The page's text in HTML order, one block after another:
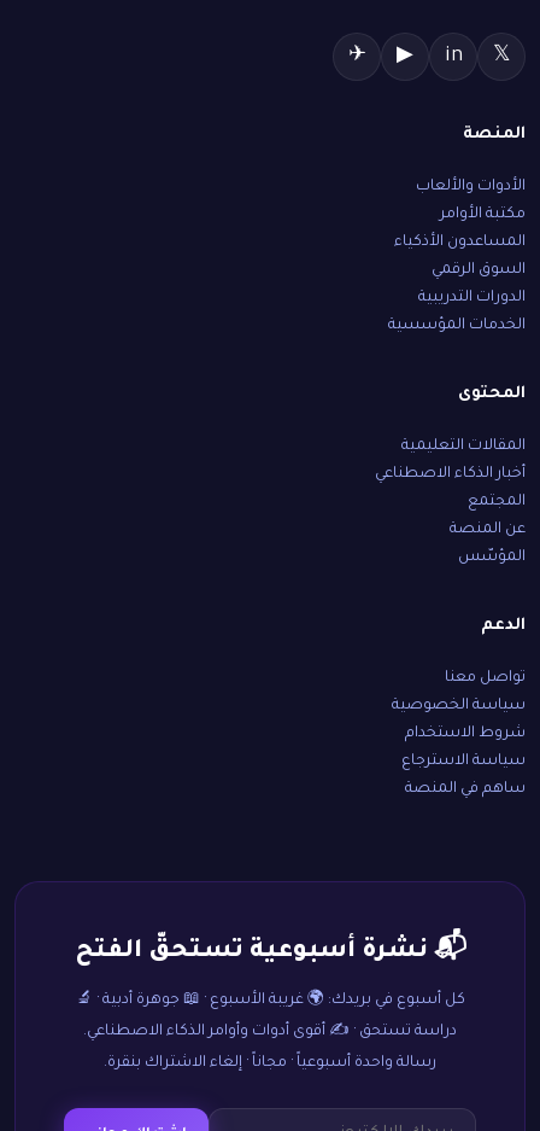
𝕏
in
▶
✈
المنصة
الأدوات والألعاب
مكتبة الأوامر
المساعدون الأذكياء
السوق الرقمي
الدورات التدريبية
الخدمات المؤسسية
المحتوى
المقالات التعليمية
أخبار الذكاء الاصطناعي
المجتمع
عن المنصة
المؤسّس
الدعم
تواصل معنا
سياسة الخصوصية
شروط الاستخدام
سياسة الاسترجاع
ساهم في المنصة
📬 نشرة أسبوعية تستحقّ الفتح
كل أسبوع في بريدك: 🌍 غريبة الأسبوع · 📖 جوهرة أدبية · 🔬
دراسة تستحق · ✍️ أقوى أدوات وأوامر الذكاء الاصطناعي.
رسالة واحدة أسبوعياً · مجاناً · إلغاء الاشتراك بنقرة.